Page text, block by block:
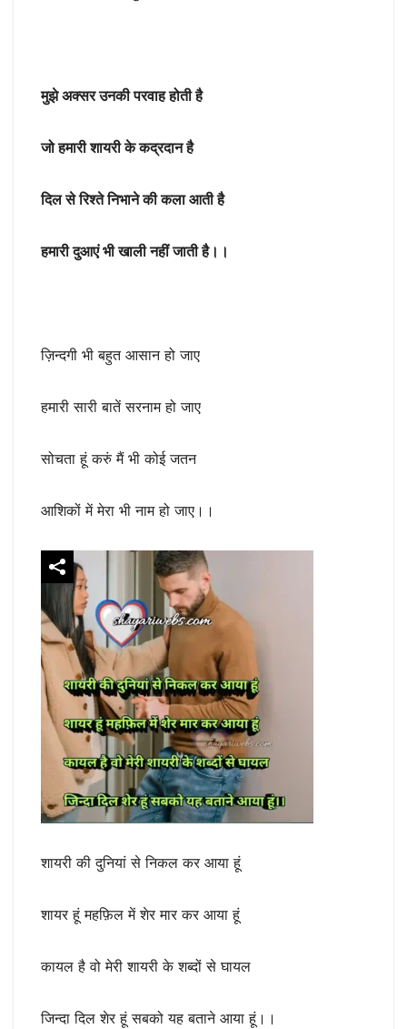
मुझे अक्सर उनकी परवाह होती है
जो हमारी शायरी के कद्रदान है
दिल से रिश्ते निभाने की कला आती है
हमारी दुआएं भी खाली नहीं जाती है।।
ज़िन्दगी भी बहुत आसान हो जाए
हमारी सारी बातें सरनाम हो जाए
सोचता हूं करुं मैं भी कोई जतन
आशिकों में मेरा भी नाम हो जाए।।
शायरी की दुनियां से निकल कर आया हूं
शायर हूं महफ़िल में शेर मार कर आया हूं
कायल है वो मेरी शायरी के शब्दों से घायल
जिन्दा दिल शेर हूं सबको यह बताने आया हूं।।